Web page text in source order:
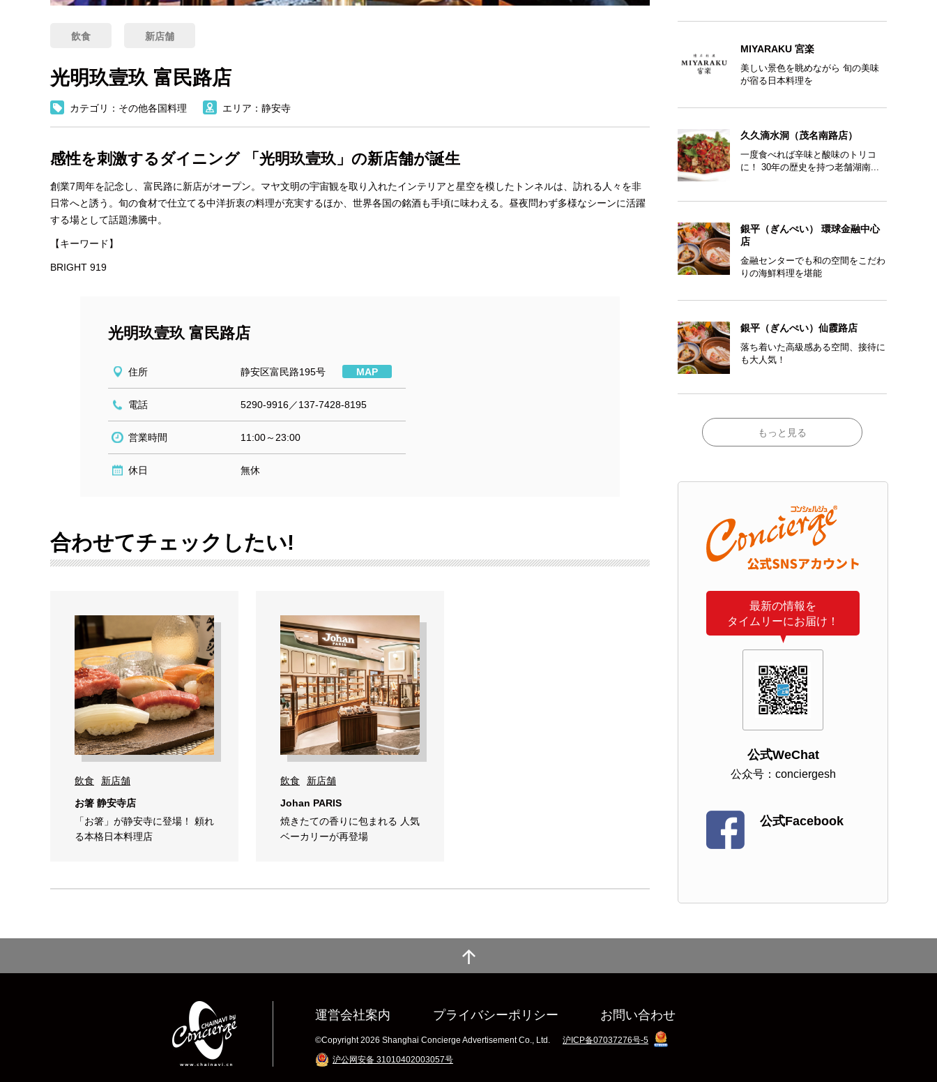
飲食 新店舗
光明玖壹玖 富民路店
カテゴリ：その他各国料理 エリア：静安寺
感性を刺激するダイニング 「光明玖壹玖」の新店舗が誕生
創業7周年を記念し、富民路に新店がオープン。マヤ文明の宇宙観を取り入れたインテリアと星空を模したトンネルは、訪れる人々を非
日常へと誘う。旬の食材で仕立てる中洋折衷の料理が充実するほか、世界各国の銘酒も手頃に味わえる。昼夜問わず多様なシーンに活躍
する場として話題沸騰中。
【キーワード】
BRIGHT 919
光明玖壹玖 富民路店
住所 静安区富民路195号 MAP
電話 5290-9916／137-7428-8195
営業時間 11:00～23:00
休日 無休
合わせてチェックしたい!
飲食
新店舗
お箸 静安寺店
「お箸」が静安寺に登場！ 頼れ
る本格日本料理店
飲食
新店舗
Johan PARIS
焼きたての香りに包まれる 人気
ベーカリーが再登場
MIYARAKU 宮楽
美しい景色を眺めながら 旬の美味
が宿る日本料理を
久久滴水洞（茂名南路店）
一度食べれば辛味と酸味のトリコ
に！ 30年の歴史を持つ老舗湖南...
銀平（ぎんぺい） 環球金融中心
店
金融センターでも和の空間をこだわ
りの海鮮料理を堪能
銀平（ぎんぺい）仙霞路店
落ち着いた高級感ある空間、接待に
も大人気！
もっと見る
最新の情報を
タイムリーにお届け！
公式WeChat
公众号：conciergesh
公式Facebook
運営会社案内 プライバシーポリシー お問い合わせ
©Copyright 2026 Shanghai Concierge Advertisement Co., Ltd.
沪ICP备07037276号-5
沪公网安备 31010402003057号